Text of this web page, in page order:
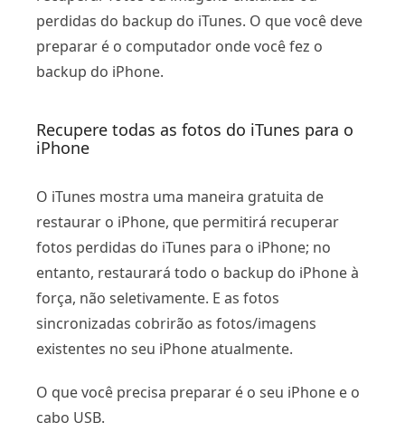
perdidas do backup do iTunes. O que você deve
preparar é o computador onde você fez o
backup do iPhone.
Recupere todas as fotos do iTunes para o
iPhone
O iTunes mostra uma maneira gratuita de
restaurar o iPhone, que permitirá recuperar
fotos perdidas do iTunes para o iPhone; no
entanto, restaurará todo o backup do iPhone à
força, não seletivamente. E as fotos
sincronizadas cobrirão as fotos/imagens
existentes no seu iPhone atualmente.
O que você precisa preparar é o seu iPhone e o
cabo USB.